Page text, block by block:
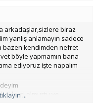
arkadaşlar,sizlere biraz
yanlış anlamayın sadece
bazen kendimden nefret
böyle yapmamın bana
ediyoruz işte napalım
olmuştu ve
...